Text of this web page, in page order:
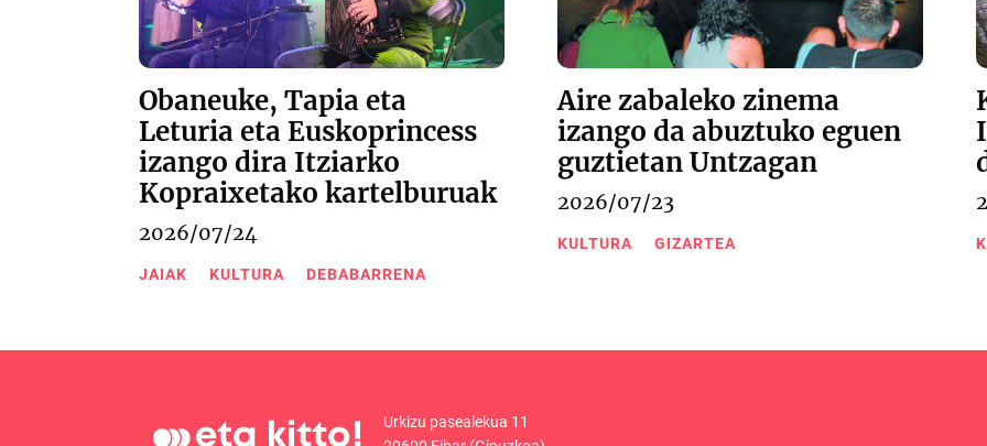
Obaneuke, Tapia eta
Leturia eta Euskoprincess
izango dira Itziarko
Kopraixetako kartelburuak
2026/07/24
JAIAK KULTURA DEBABARRENA
Aire zabaleko zinema
izango da abuztuko eguen
guztietan Untzagan
2026/07/23
KULTURA GIZARTEA
Urkizu pasealekua 11